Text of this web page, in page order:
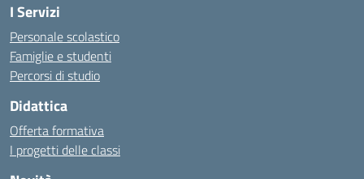
I Servizi
Personale scolastico
Famiglie e studenti
Percorsi di studio
Didattica
Offerta formativa
I progetti delle classi